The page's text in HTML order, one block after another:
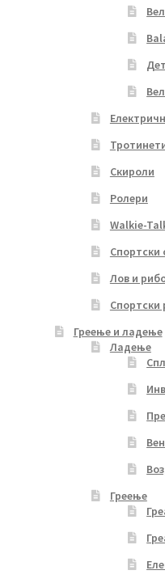
Скироли
Ролери
Walkie-
Спортски
Лов и
Спортски
Греење и ладење
Ладење
Греење